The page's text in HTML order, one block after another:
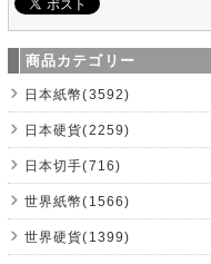
商品カテゴリー
日本紙幣(3592)
日本硬貨(2259)
日本切手(716)
世界紙幣(1566)
世界硬貨(1399)